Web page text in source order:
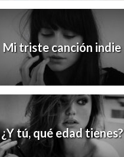
Mi triste canción indie
¿Y tú, qué edad tienes?